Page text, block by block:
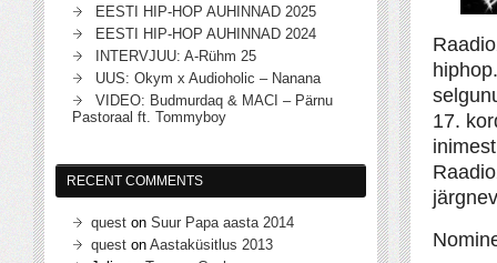
17.
EESTI HIP-HOP AUHINNAD 2025
EESTI HIP-HOP AUHINNAD 2024
INTERVJUU: A-Rühm 25
UUS: Okym x Audioholic – Nanana
VIDEO: Budmurdaq & MACI – Pärnu
Pastoraal ft. Tommyboy
RECENT COMMENTS
quest on Suur Papa aasta 2014
quest on Aastaküsitlus 2013